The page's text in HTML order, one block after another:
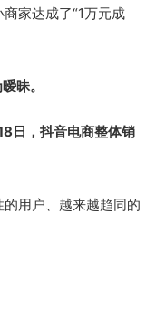
家达成了“1万元成
昧。
日，抖音电商整体销
用户、越来越趋同的